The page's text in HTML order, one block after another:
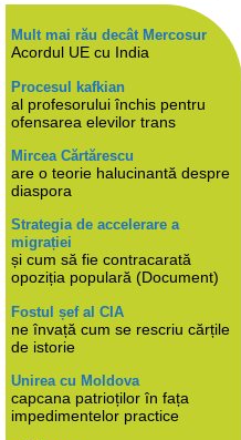
Mult mai rău decât Mercosur
Acordul UE cu India
Procesul kafkian
al profesorului închis pentru
ofensarea elevilor trans
Mircea Cărtărescu
are o teorie halucinantă despre
diaspora
Strategia de accelerare a
migrației
și cum să fie contracarată
opoziția populară (Document)
Fostul șef al CIA
ne învață cum se rescriu cărțile
de istorie
Unirea cu Moldova
capcana patrioților în fața
impedimentelor practice